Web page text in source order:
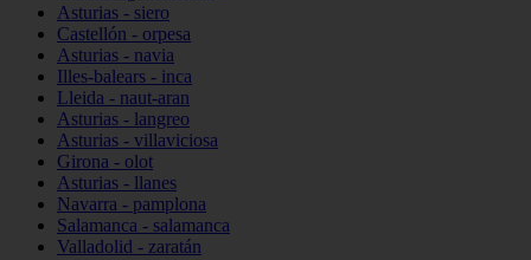
Asturias - siero
Castellón - orpesa
Asturias - navia
Illes-balears - inca
Lleida - naut-aran
Asturias - langreo
Asturias - villaviciosa
Girona - olot
Asturias - llanes
Navarra - pamplona
Salamanca - salamanca
Valladolid - zaratán